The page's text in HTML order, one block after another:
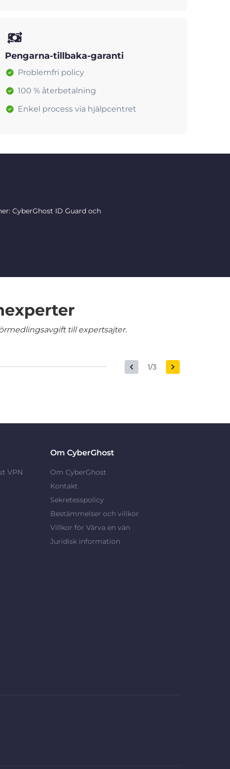
Pengarna-tillbaka-garanti
Problemfri policy
100 % återbetalning
Enkel process via hjälpcentret
CyberGhost ID Guard och
till expertsajter.
1/3
VPN
Om CyberGhost
Om CyberGhost
Kontakt
Sekretesspolicy
Bestämmelser och villkor
Villkor för Värva en vän
Juridisk information